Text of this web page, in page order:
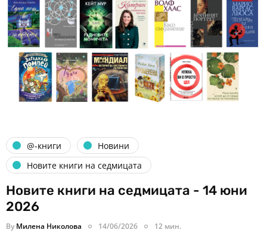
@-книги
Новини
Новите книги на седмицата
Новите книги на седмицата - 14 юни
2026
By Милена Николова 14/06/2026 12 мин.